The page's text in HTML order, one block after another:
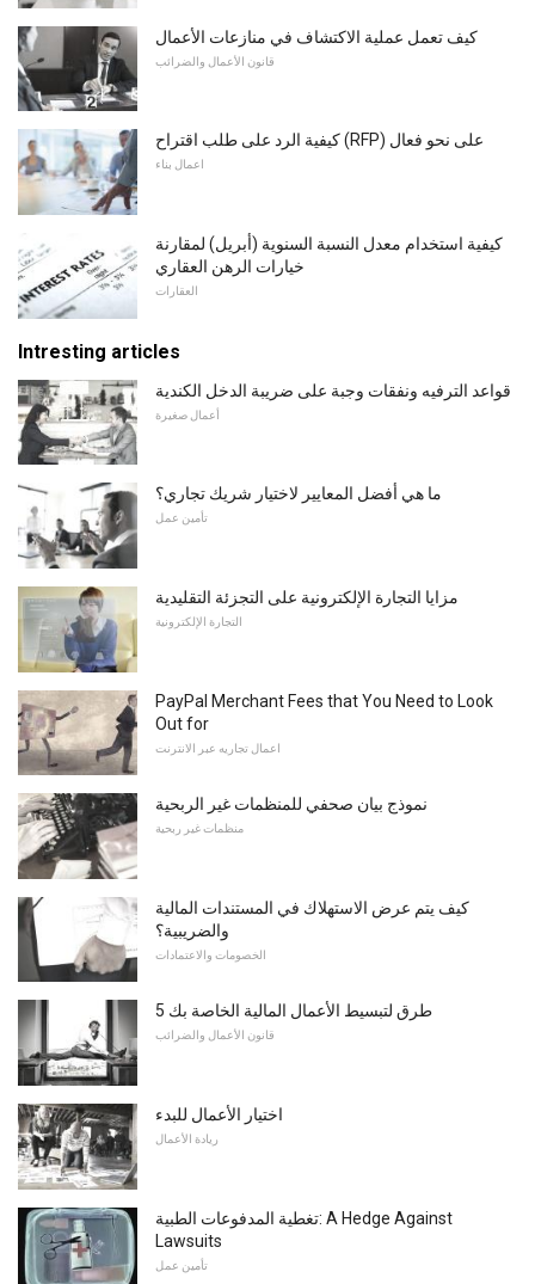
كيف تعمل عملية الاكتشاف في منازعات الأعمال
قانون الأعمال والضرائب
كيفية الرد على طلب اقتراح (RFP) على نحو فعال
اعمال بناء
كيفية استخدام معدل النسبة السنوية (أبريل) لمقارنة
خيارات الرهن العقاري
العقارات
Intresting articles
قواعد الترفيه ونفقات وجبة على ضريبة الدخل الكندية
أعمال صغيرة
ما هي أفضل المعايير لاختيار شريك تجاري؟
تأمين عمل
مزايا التجارة الإلكترونية على التجزئة التقليدية
التجارة الإلكترونية
PayPal Merchant Fees that You Need to Look
Out for
اعمال تجاريه عبر الانترنت
نموذج بيان صحفي للمنظمات غير الربحية
منظمات غير ربحية
كيف يتم عرض الاستهلاك في المستندات المالية
والضريبية؟
الخصومات والاعتمادات
5 طرق لتبسيط الأعمال المالية الخاصة بك
قانون الأعمال والضرائب
اختيار الأعمال للبدء
ريادة الأعمال
تغطية المدفوعات الطبية: A Hedge Against
Lawsuits
تأمين عمل